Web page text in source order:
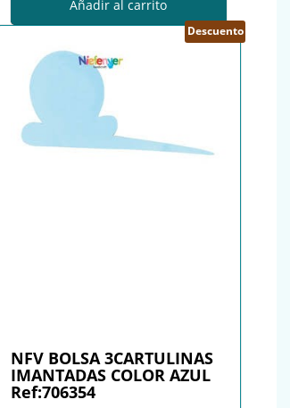
Añadir al carrito
Descuento
NFV BOLSA 3CARTULINAS
IMANTADAS COLOR AZUL
Ref:706354